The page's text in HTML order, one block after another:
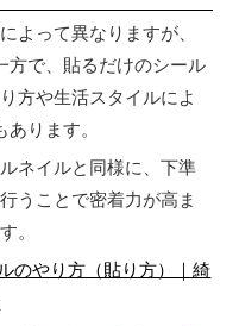
よって異なりますが、
方で、貼るだけのシール
方や生活スタイルによ
ります。
ネイルと同様に、下準
うことで密着力が高ま
。
のやり方（貼り方）｜綺